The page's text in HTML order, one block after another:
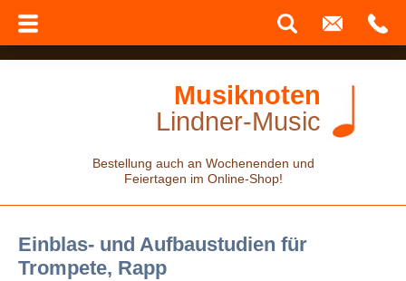
Musiknoten
Lindner-Music
Bestellung auch an Wochenenden und
Feiertagen im Online-Shop!
Einblas- und Aufbaustudien für
Trompete, Rapp